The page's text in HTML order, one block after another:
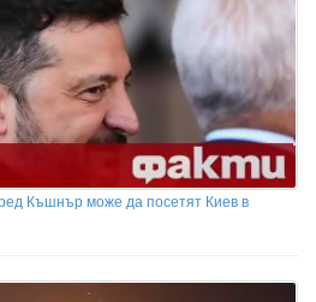
Къшнър може да посетят Киев в